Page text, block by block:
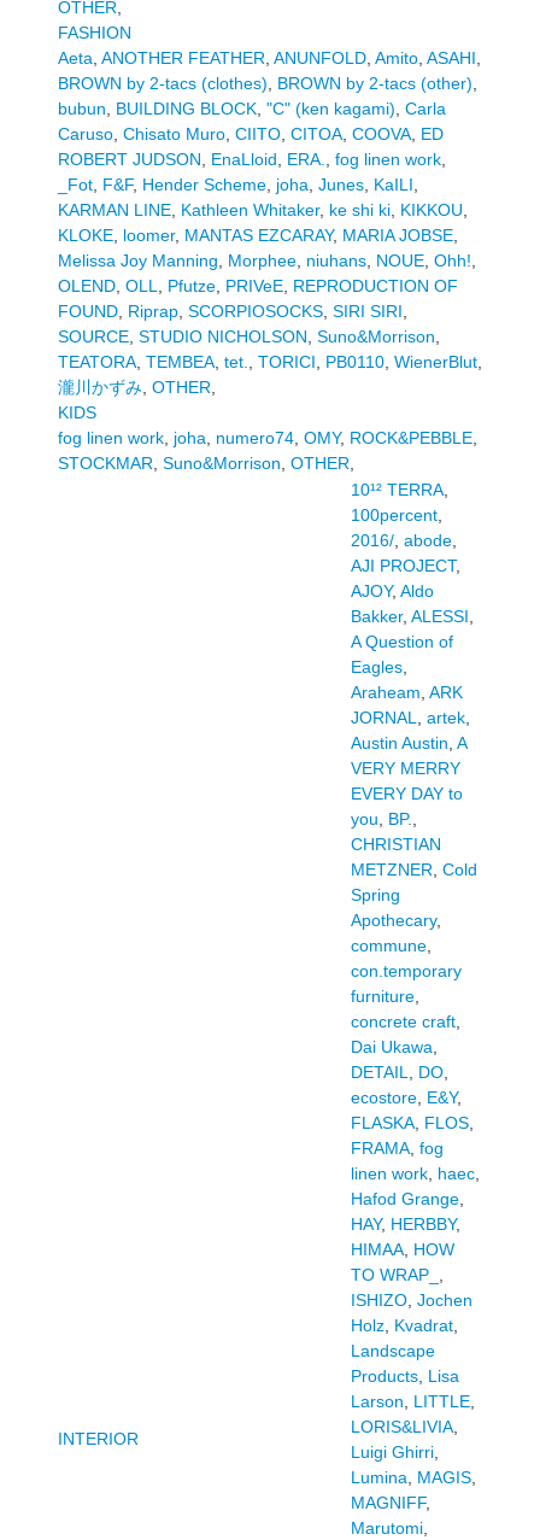
OTHER,
FASHION
Aeta, ANOTHER FEATHER, ANUNFOLD, Amito, ASAHI,
BROWN by 2-tacs (clothes), BROWN by 2-tacs (other),
bubun, BUILDING BLOCK, "C" (ken kagami), Carla
Caruso, Chisato Muro, CIITO, CITOA, COOVA, ED
ROBERT JUDSON, EnaLloid, ERA., fog linen work,
_Fot, F&F, Hender Scheme, joha, Junes, KaILI,
KARMAN LINE, Kathleen Whitaker, ke shi ki, KIKKOU,
KLOKE, loomer, MANTAS EZCARAY, MARIA JOBSE,
Melissa Joy Manning, Morphee, niuhans, NOUE, Ohh!,
OLEND, OLL, Pfutze, PRIVeE, REPRODUCTION OF
FOUND, Riprap, SCORPIOSOCKS, SIRI SIRI,
SOURCE, STUDIO NICHOLSON, Suno&Morrison,
TEATORA, TEMBEA, tet., TORICI, PB0110, WienerBlut,
瀧川かずみ, OTHER,
KIDS
fog linen work, joha, numero74, OMY, ROCK&PEBBLE,
STOCKMAR, Suno&Morrison, OTHER,
INTERIOR
10¹² TERRA,
100percent,
2016/, abode,
AJI PROJECT,
AJOY, Aldo
Bakker, ALESSI,
A Question of
Eagles,
Araheam, ARK
JORNAL, artek,
Austin Austin, A
VERY MERRY
EVERY DAY to
you, BP.,
CHRISTIAN
METZNER, Cold
Spring
Apothecary,
commune,
con.temporary
furniture,
concrete craft,
Dai Ukawa,
DETAIL, DO,
ecostore, E&Y,
FLASKA, FLOS,
FRAMA, fog
linen work, haec,
Hafod Grange,
HAY, HERBBY,
HIMAA, HOW
TO WRAP_ ,
ISHIZO, Jochen
Holz, Kvadrat,
Landscape
Products, Lisa
Larson, LITTLE,
LORIS&LIVIA,
Luigi Ghirri,
Lumina, MAGIS,
MAGNIFF,
Marutomi,